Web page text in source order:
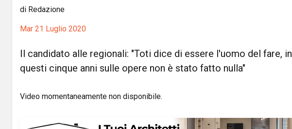
di Redazione
Mar 21 Luglio 2020
Il candidato alle regionali: "Toti dice di essere l'uomo del fare, in
questi cinque anni sulle opere non è stato fatto nulla"
Video momentaneamente non disponibile.